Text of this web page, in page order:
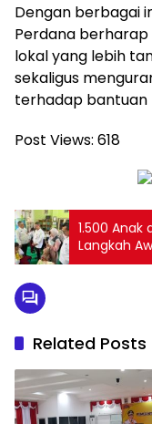
Dengan berbagai
Perdana
lokal yang lebih
sekaligus
terhadap
Post Views: 618
1.500 Anak
Langkah
Dini
Related Posts